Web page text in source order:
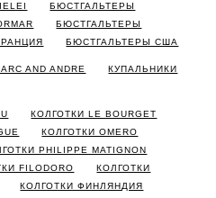
БЮСТГАЛЬТЕРЫ
БЮСТГАЛЬТЕРЫ
БЮСТГАЛЬТЕРЫ США
AND ANDRE
КУПАЛЬНИКИ
КОЛГОТКИ LE BOURGET
КОЛГОТКИ OMERO
PHILIPPE MATIGNON
FILODORO
КОЛГОТКИ
КОЛГОТКИ ФИНЛЯНДИЯ